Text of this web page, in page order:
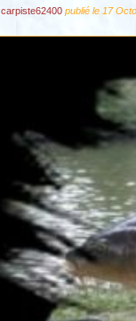
carpiste62400publié le 17